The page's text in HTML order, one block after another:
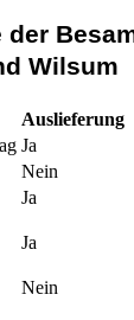
der
Wilsum
Auslieferung
Ja
Nein
Ja
Ja
Nein